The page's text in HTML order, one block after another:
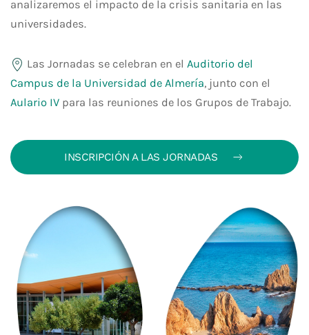
analizaremos el impacto de la crisis sanitaria en las
universidades.
Las Jornadas se celebran en el Auditorio del
Campus de la Universidad de Almería, junto con el
Aulario IV para las reuniones de los Grupos de Trabajo.
INSCRIPCIÓN A LAS JORNADAS